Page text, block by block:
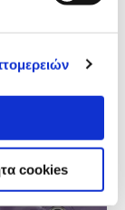
cookies
ίδιο